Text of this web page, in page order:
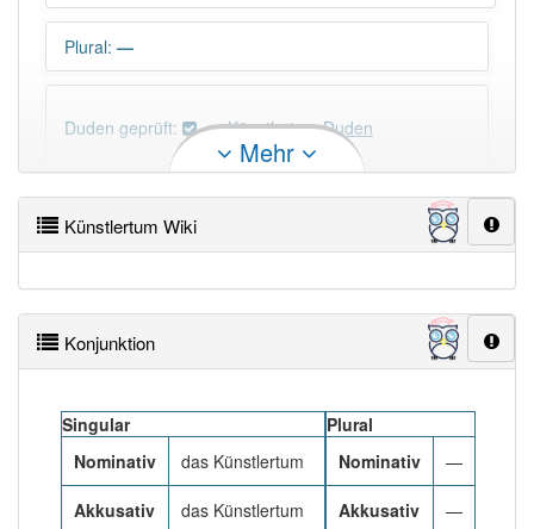
Plural: —
Duden geprüft: Künstlertum Duden
×
Wörter, die mit "-um" enden, haben fast immer
DER: Beispiele
DIE:22Ausnahmen
DAS:1 814
PowerIndex:
Mehr
Künstlertum Wiki
Konjunktion
Singular
Nominativ
das Künstlertum
Akkusativ das Künstlertum
Plural
Nominativ
—
Akkusativ —